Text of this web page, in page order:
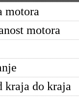
motora
motora
kraja do kraja